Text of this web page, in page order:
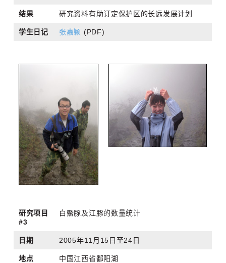
结果 研究资料有助订定保护区的长远发展计划
学生日记 张嘉颖 (PDF)
研究项目
#3
白鱀豚及江豚的数量统计
日期 2005年11月15日至24日
地点 中国江西省鄱阳湖